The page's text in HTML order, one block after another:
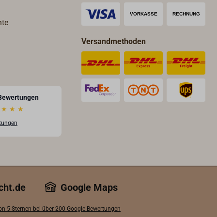
★ ★ ★
Versandmethoden
Google Maps
5 Sternen bei über 200 Google-Bewertungen